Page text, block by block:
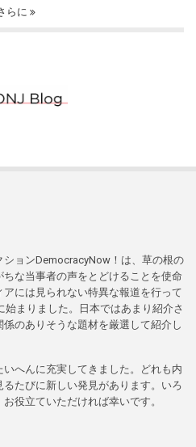
らに
ョンDemocracyNow！は、草の根の
な当事者の声をとどけることを使命
には見られない特異な報道を行って
まりました。日本ではあまり紹介さ
のありそうな題材を厳選して紹介し
へんに充実してきました。どれも内
たびに新しい発見があります。いろ
役立ていただければ幸いです。